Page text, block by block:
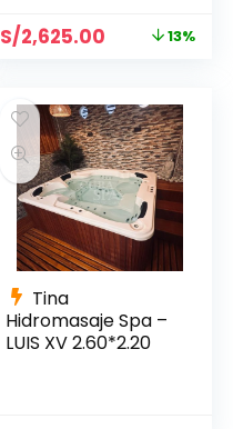
S/2,625.00 13%
Tina
Hidromasaje Spa –
LUIS XV 2.60*2.20